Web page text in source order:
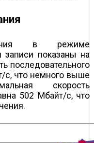
в режиме
записи показаны на
последовательного
с, что немного выше
скорость
502 Мбайт/с, что